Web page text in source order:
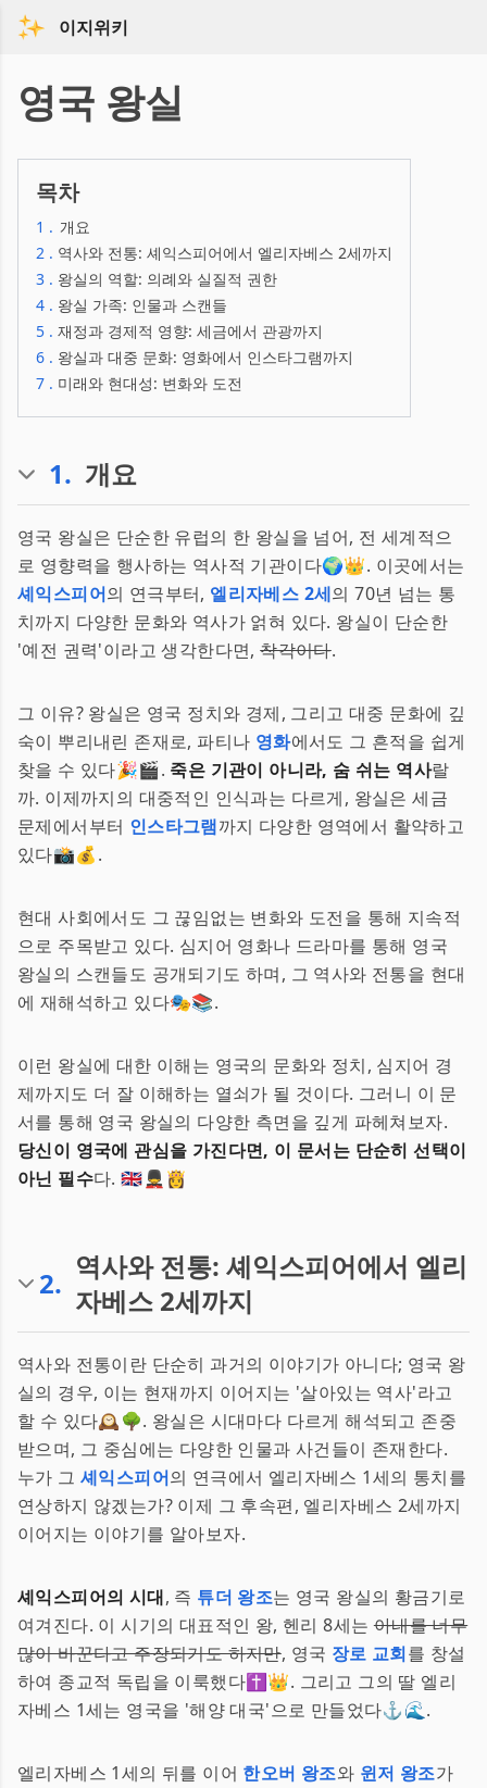
이지위키
영국 왕실
목차
1 . 개요
2 . 역사와 전통: 셰익스피어에서 엘리자베스 2세까지
3 . 왕실의 역할: 의례와 실질적 권한
4 . 왕실 가족: 인물과 스캔들
5 . 재정과 경제적 영향: 세금에서 관광까지
6 . 왕실과 대중 문화: 영화에서 인스타그램까지
7 . 미래와 현대성: 변화와 도전
1. 개요
영국 왕실은 단순한 유럽의 한 왕실을 넘어, 전 세계적으
로 영향력을 행사하는 역사적 기관이다🌍👑. 이곳에서는
셰익스피어의 연극부터, 엘리자베스 2세의 70년 넘는 통
치까지 다양한 문화와 역사가 얽혀 있다. 왕실이 단순한
'예전 권력'이라고 생각한다면,착각이다.
그 이유? 왕실은 영국 정치와 경제, 그리고 대중 문화에 깊
숙이 뿌리내린 존재로, 파티나 영화에서도 그 흔적을 쉽게
찾을 수 있다🎉🎬. 죽은 기관이 아니라, 숨 쉬는 역사랄
까. 이제까지의 대중적인 인식과는 다르게, 왕실은 세금
문제에서부터 인스타그램까지 다양한 영역에서 활약하고
있다📸💰.
현대 사회에서도 그 끊임없는 변화와 도전을 통해 지속적
으로 주목받고 있다. 심지어 영화나 드라마를 통해 영국
왕실의 스캔들도 공개되기도 하며, 그 역사와 전통을 현대
에 재해석하고 있다🎭📚.
이런 왕실에 대한 이해는 영국의 문화와 정치, 심지어 경
제까지도 더 잘 이해하는 열쇠가 될 것이다. 그러니 이 문
서를 통해 영국 왕실의 다양한 측면을 깊게 파헤쳐보자.
당신이 영국에 관심을 가진다면, 이 문서는 단순히 선택이
아닌 필수다. 🇬🇧💂‍♂️👸
2. 역사와 전통: 셰익스피어에서 엘리
자베스 2세까지
역사와 전통이란 단순히 과거의 이야기가 아니다; 영국 왕
실의 경우, 이는 현재까지 이어지는 '살아있는 역사'라고
할 수 있다🕰️🌳. 왕실은 시대마다 다르게 해석되고 존중
받으며, 그 중심에는 다양한 인물과 사건들이 존재한다.
누가 그 셰익스피어의 연극에서 엘리자베스 1세의 통치를
연상하지 않겠는가? 이제 그 후속편, 엘리자베스 2세까지
이어지는 이야기를 알아보자.
셰익스피어의 시대, 즉 튜더 왕조는 영국 왕실의 황금기로
여겨진다. 이 시기의 대표적인 왕, 헨리 8세는아내를 너무
많이 바꾼다고 주장되기도 하지만, 영국 장로 교회를 창설
하여 종교적 독립을 이룩했다✝️👑. 그리고 그의 딸 엘리
자베스 1세는 영국을 '해양 대국'으로 만들었다⚓🌊.
엘리자베스 1세의 뒤를 이어 한오버 왕조와 윈저 왕조가